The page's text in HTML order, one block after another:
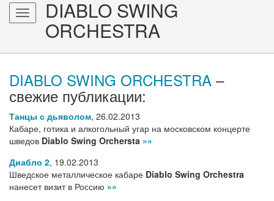
Toggle
navigation
DIABLO SWING
ORCHESTRA
DIABLO SWING ORCHESTRA –
свежие публикации:
Танцы с дьяволом, 26.02.2013
Кабаре, готика и алкогольный угар на московском концерте
шведов Diablo Swing Orchersta »»
Диабло 2, 19.02.2013
Шведское металлическое кабаре Diablo Swing Orchestra
нанесет визит в Россию »»